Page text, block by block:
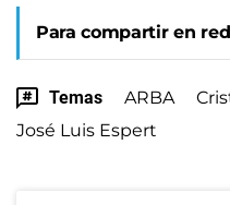
Para compartir en
Temas ARBA
José Luis Espert